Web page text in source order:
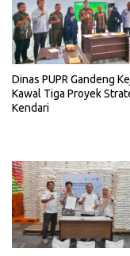
Dinas PUPR Gandeng
Kawal Tiga Proyek
Kendari